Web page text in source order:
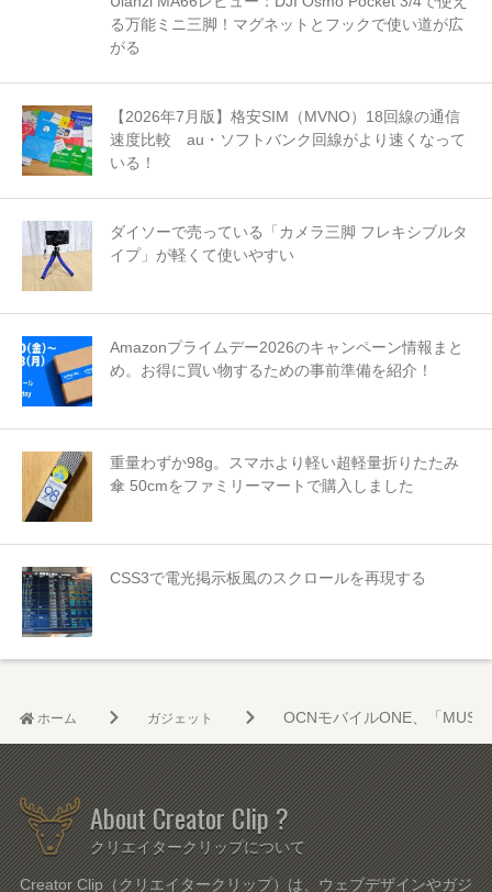
る万能ミニ三脚！マグネットとフックで使い道が広
がる
【2026年7月版】格安SIM（MVNO）18回線の通信
速度比較 au・ソフトバンク回線がより速くなって
いる！
ダイソーで売っている「カメラ三脚 フレキシブルタ
イプ」が軽くて使いやすい
Amazonプライムデー2026のキャンペーン情報まと
め。お得に買い物するための事前準備を紹介！
重量わずか98g。スマホより軽い超軽量折りたたみ
傘 50cmをファミリーマートで購入しました
CSS3で電光掲示板風のスクロールを再現する
ホーム ガジェット OCNモバイルONE、「
About Creator Clip ?
クリエイタークリップについて
Creator Clip（クリエイタークリップ）は、ウェブデザインやガジ